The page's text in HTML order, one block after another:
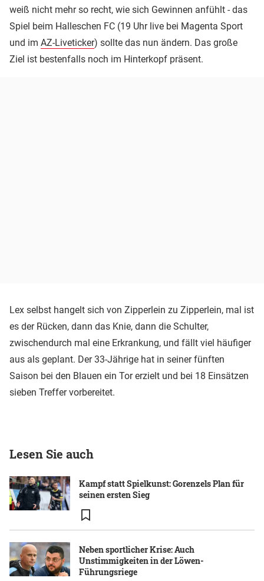
weiß nicht mehr so recht, wie sich Gewinnen anfühlt - das
Spiel beim Halleschen FC (19 Uhr live bei Magenta Sport
und im AZ-Liveticker) sollte das nun ändern. Das große
Ziel ist bestenfalls noch im Hinterkopf präsent.
Lex selbst hangelt sich von Zipperlein zu Zipperlein, mal ist
es der Rücken, dann das Knie, dann die Schulter,
zwischendurch mal eine Erkrankung, und fällt viel häufiger
aus als geplant. Der 33-Jährige hat in seiner fünften
Saison bei den Blauen ein Tor erzielt und bei 18 Einsätzen
sieben Treffer vorbereitet.
Lesen Sie auch
Kampf statt Spielkunst: Gorenzels Plan für
seinen ersten Sieg
Neben sportlicher Krise: Auch
Unstimmigkeiten in der Löwen-
Führungsriege